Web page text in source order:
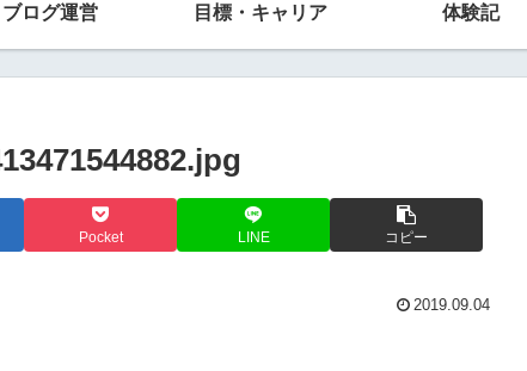
ブログ運営 目標・キャリア 体験記
Pocket LINE コピー
2019.09.04